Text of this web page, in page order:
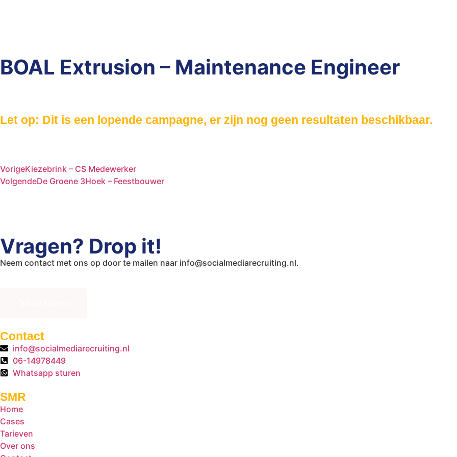
BOAL Extrusion – Maintenance Engineer
Let op: Dit is een lopende campagne, er zijn nog geen resultaten beschikbaar.
VorigeKiezebrink – CS Medewerker
VolgendeDe Groene 3Hoek – Feestbouwer
Vragen? Drop it!
Neem contact met ons op door te mailen naar info@socialmediarecruiting.nl.
Contact
info@socialmediarecruiting.nl
06-14978449
Whatsapp sturen
SMR
Home
Cases
Tarieven
Over ons